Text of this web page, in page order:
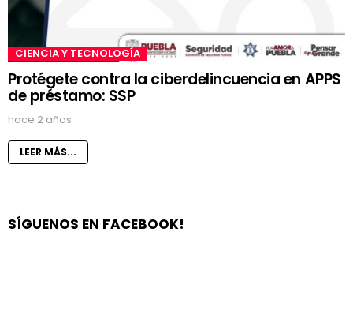
CIENCIA Y TECNOLOGÍA
Protégete contra la ciberdelincuencia en APPS
de préstamo: SSP
hace 2 años
LEER MÁS...
SÍGUENOS EN FACEBOOK!